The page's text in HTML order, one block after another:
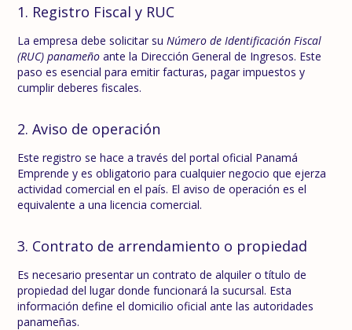
1. Registro Fiscal y RUC
La empresa debe solicitar suNúmero de Identificación Fiscal
(RUC) panameño ante la Dirección General de Ingresos. Este
paso es esencial para emitir facturas, pagar impuestos y
cumplir deberes fiscales.
2. Aviso de operación
Este registro se hace a través del portal oficial Panamá
Emprende y es obligatorio para cualquier negocio que ejerza
actividad comercial en el país. El aviso de operación es el
equivalente a una licencia comercial.
3. Contrato de arrendamiento o propiedad
Es necesario presentar un contrato de alquiler o título de
propiedad del lugar donde funcionará la sucursal. Esta
información define el domicilio oficial ante las autoridades
panameñas.